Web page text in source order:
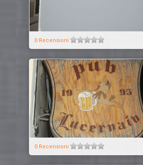
0 Recensioni
0 Recensioni